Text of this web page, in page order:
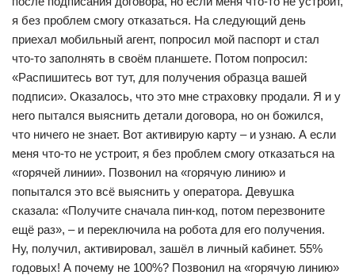
я без проблем смогу отказаться. На следующий день
приехал мобильный агент, попросил мой паспорт и стал
что-то заполнять в своём планшете. Потом попросил:
«Распишитесь вот тут, для получения образца вашей
подписи». Оказалось, что это мне страховку продали. Я и у
него пытался выяснить детали договора, но он божился,
что ничего не знает. Вот активирую карту – и узнаю. А если
меня что-то не устроит, я без проблем смогу отказаться на
«горячей линии». Позвонил на «горячую линию» и
попытался это всё выяснить у оператора. Девушка
сказала: «Получите сначала пин-код, потом перезвоните
ещё раз», – и переключила на робота для его получения.
Ну, получил, активировал, зашёл в личный кабинет. 55%
годовых! А почему не 100%? Позвонил на «горячую линию»